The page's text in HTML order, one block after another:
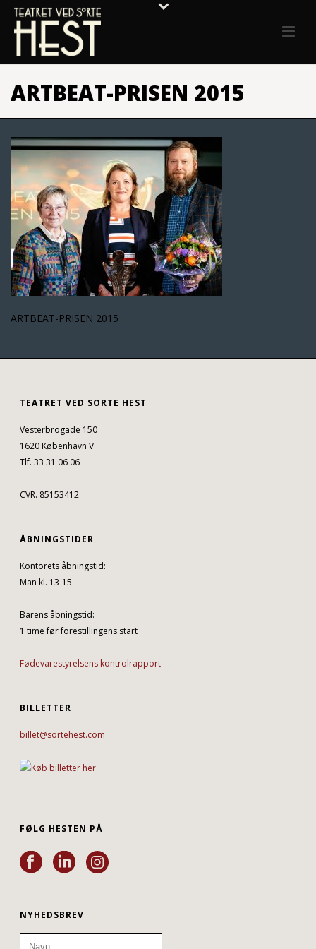
ARTBEAT-PRISEN 2015
ARTBEAT-PRISEN 2015
TEATRET VED SORTE HEST
Vesterbrogade 150
1620 København V
Tlf. 33 31 06 06
CVR. 85153412
ÅBNINGSTIDER
Kontorets åbningstid:
Man kl. 13-15
Barens åbningstid:
1 time før forestillingens start
Fødevarestyrelsens kontrolrapport
BILLETTER
billet@sortehest.com
FØLG HESTEN PÅ
NYHEDSBREV